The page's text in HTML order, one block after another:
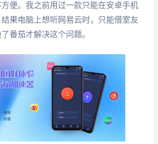
便。我之前用过一款只能在安卓手机
结果电脑上想听网易云时，只能借室友
番茄才解决这个问题。